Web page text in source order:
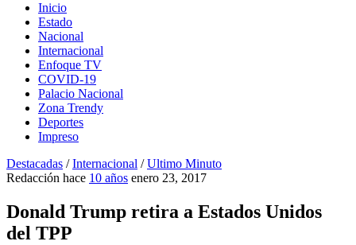
Inicio
Estado
Nacional
Internacional
Enfoque TV
COVID-19
Palacio Nacional
Zona Trendy
Deportes
Impreso
Destacadas /Internacional /Ultimo Minuto
Redacción hace 10 años enero 23, 2017
Donald Trump retira a Estados Unidos
del TPP